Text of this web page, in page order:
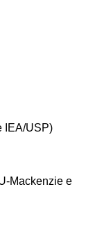
IEA/USP)
Mackenzie e